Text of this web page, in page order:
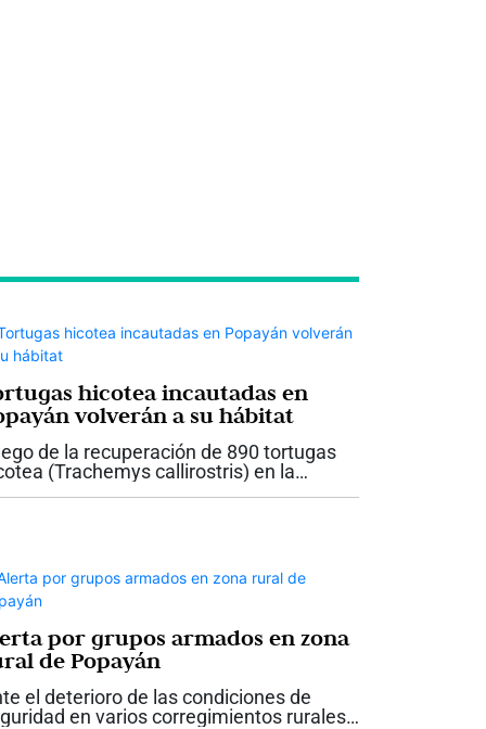
hicotea incautadas en
volverán a su hábitat
de la recuperación de 890 tortugas
(Trachemys callirostris) en la
por grupos armados en zona
de Popayán
el deterioro de las condiciones de
en varios corregimientos rurales